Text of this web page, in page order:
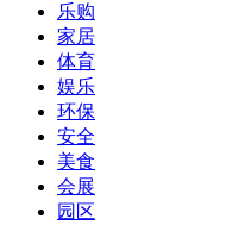
乐购
家居
体育
娱乐
环保
安全
美食
会展
园区